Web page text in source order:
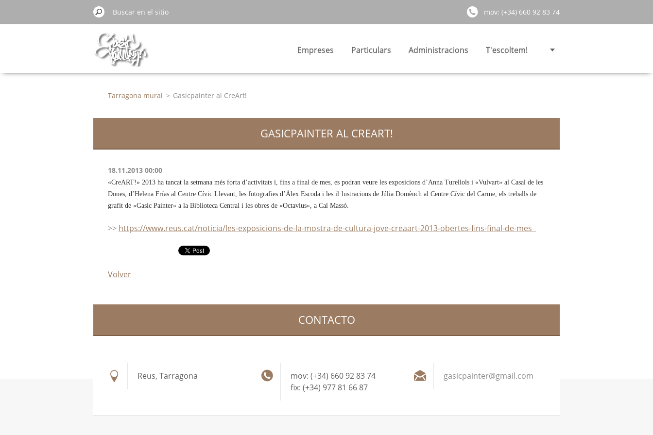
mov: (+34) 660 92 83 74
Empreses Particulars Administracions T'escoltem!
Tarragona mural > Gasicpainter al CreArt!
GASICPAINTER AL CREART!
18.11.2013 00:00
«CreART!» 2013 ha tancat la setmana més forta d’activitats i, fins a final de mes, es podran veure les exposicions d’Anna Turellols i «Vulvart» al Casal de les
Dones, d’Helena Frías al Centre Cívic Llevant, les fotografies d’Àlex Escoda i les il·lustracions de Júlia Domènch al Centre Cívic del Carme, els treballs de
grafit de «Gasic Painter» a la Biblioteca Central i les obres de «Octavius», a Cal Massó.
>> https://www.reus.cat/noticia/les-exposicions-de-la-mostra-de-cultura-jove-creaart-2013-obertes-fins-final-de-mes
Volver
CONTACTO
Reus, Tarragona
mov: (+34) 660 92 83 74
fix: (+34) 977 81 66 87
gasicpainter@gmail.com